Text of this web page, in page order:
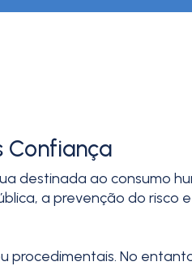
Confiança
destinada ao consumo
a prevenção do risco
procedimentais. No